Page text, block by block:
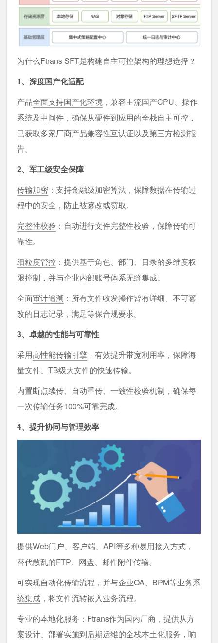
为什么Ftrans SFT是构建自主可控架构的理想选择？
1、深度国产化适配
产品全面支持国产化环境 ，兼容主流国产CPU、操作
系统及中间件，确保从硬件到应用的全栈自主可控，
已获取多家厂商产品兼容性互认证以及第三方检测报
告。
2、军工级安全保障
传输加密 ：支持金融级加密算法，保障数据在传输过
程中的安全，防止被篡改或窃取。
完整性校验 ：自动进行文件完整性校验，保障传输可
靠性。
细粒度管控 ：提供基于角色、部门、目录的多维度权
限控制，并与企业内部账号体系无缝集成。
全面审计追溯 ：所有文件收发操作皆有详细、不可篡
改的日志记录，满足等保合规要求。
3、卓越的性能与可靠性
采用高性能传输引擎 ，有效提升带宽利用率，保障海
量文件、TB级大文件的快速传输。
内置断点续传、自动重传、一致性校验机制，确保每
一次传输任务100%可靠完成。
4、提升协同与管理效率
提供Web门户、客户端、API等多种易用接入方式，
替代散乱的FTP、网盘、邮件附件传输。
可实现自动化传输流程，并与企业OA、BPM等业务系
统集成 ，将文件流转嵌入业务流程。
专业的本地化服务：Ftrans作为国内厂商，提供从方
案设计、部署实施到后期运维的全栈本土化服务，响